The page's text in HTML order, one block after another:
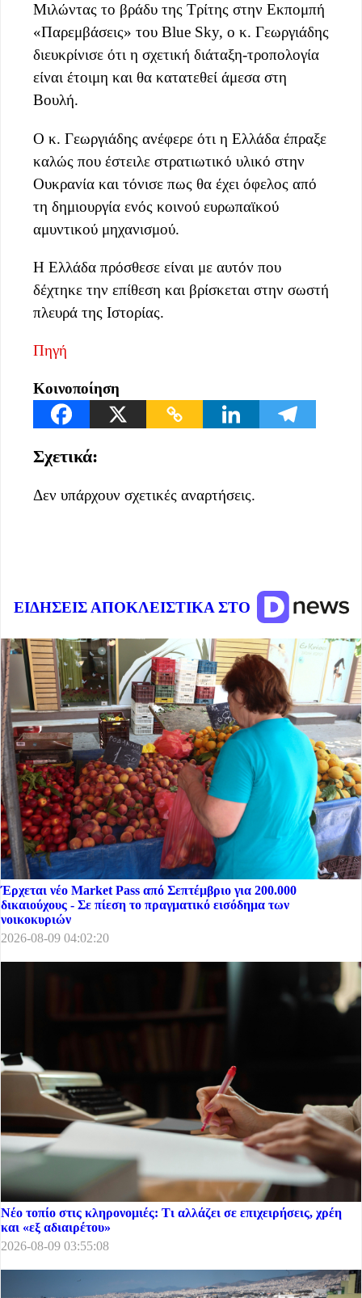
Μιλώντας το βράδυ της Τρίτης στην Εκπομπή
«Παρεμβάσεις» του Blue Sky, ο κ. Γεωργιάδης
διευκρίνισε ότι η σχετική διάταξη-τροπολογία
είναι έτοιμη και θα κατατεθεί άμεσα στη
Βουλή.
Ο κ. Γεωργιάδης ανέφερε ότι η Ελλάδα έπραξε
καλώς που έστειλε στρατιωτικό υλικό στην
Ουκρανία και τόνισε πως θα έχει όφελος από
τη δημιουργία ενός κοινού ευρωπαϊκού
αμυντικού μηχανισμού.
Η Ελλάδα πρόσθεσε είναι με αυτόν που
δέχτηκε την επίθεση και βρίσκεται στην σωστή
πλευρά της Ιστορίας.
Πηγή
Κοινοποίηση
Σχετικά:
Δεν υπάρχουν σχετικές αναρτήσεις.
ΕΙΔΗΣΕΙΣ ΑΠΟΚΛΕΙΣΤΙΚΑ ΣΤΟ
Έρχεται νέο Market Pass από Σεπτέμβριο για 200.000
δικαιούχους - Σε πίεση το πραγματικό εισόδημα των
νοικοκυριών
2026-08-09 04:02:20
Νέο τοπίο στις κληρονομιές: Τι αλλάζει σε επιχειρήσεις, χρέη
και «εξ αδιαιρέτου»
2026-08-09 03:55:08